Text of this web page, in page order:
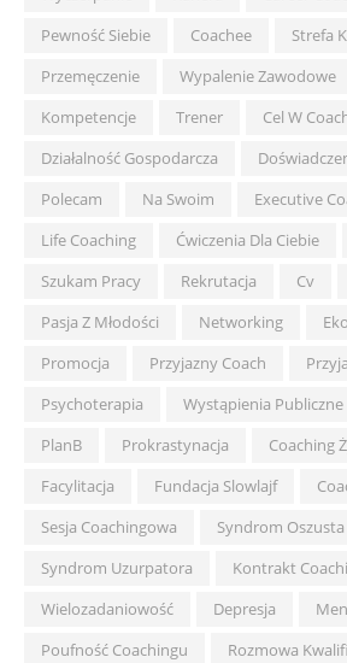
Pewność Siebie
Coachee
Strefa
Przemęczenie
Wypalenie Zawodowe
Kompetencje
Trener Cel W
Działalność Gospodarcza
Polecam
Na Swoim
Executive
Life Coaching
Ćwiczenia Dla Ciebie
Szukam Pracy
Rekrutacja Cv
Pasja Z Młodości
Networking
Promocja
Przyjazny Coach
Psychoterapia
Wystąpienia Publiczne
PlanB
Prokrastynacja
Coaching
Facylitacja
Fundacja Slowlajf
Sesja Coachingowa
Syndrom Oszusta
Syndrom Uzurpatora
Kontrakt
Wielozadaniowość
Depresja
Poufność Coachingu
Rozmowa